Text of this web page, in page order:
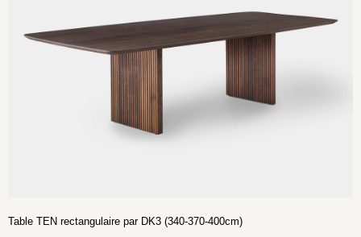
Table TEN rectangulaire par DK3 (340-370-400cm)